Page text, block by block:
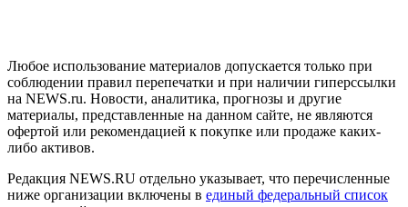
Любое использование материалов допускается только при
соблюдении правил перепечатки и при наличии гиперссылки
на NEWS.ru. Новости, аналитика, прогнозы и другие
материалы, представленные на данном сайте, не являются
офертой или рекомендацией к покупке или продаже каких-
либо активов.
Редакция NEWS.RU отдельно указывает, что перечисленные
ниже организации включены в единый федеральный список